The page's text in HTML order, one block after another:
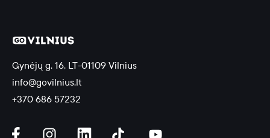
Gynėjų g. 16, LT-01109 Vilnius
info@govilnius.lt
+370 686 57232